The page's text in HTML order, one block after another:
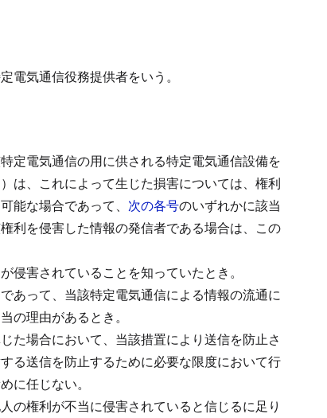
電気通信役務提供者をいう。
定電気通信の用に供される特定電気通信設備を
は、これによって生じた損害については、権利
能な場合であって、 次の各号のいずれかに該当
利を侵害した情報の発信者である場合は、この
害されていることを知っていたとき。
あって、当該特定電気通信による情報の流通に
の理由があるとき。
た場合において、当該措置により送信を防止さ
る送信を防止するために必要な限度において行
に任じない。
の権利が不当に侵害されていると信じるに足り